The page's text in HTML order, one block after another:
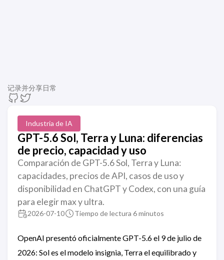
记录并分享日常
Industria de IA
GPT-5.6 Sol, Terra y Luna: diferencias
de precio, capacidad y uso
Comparación de GPT-5.6 Sol, Terra y Luna:
capacidades, precios de API, casos de uso y
disponibilidad en ChatGPT y Codex, con una guía
para elegir max y ultra.
2026-07-10 Tiempo de lectura 6 minutos
OpenAI presentó oficialmente GPT-5.6 el 9 de julio de
2026: Sol es el modelo insignia, Terra el equilibrado y